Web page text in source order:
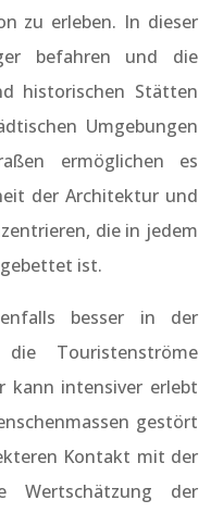
zu erleben. In dieser
befahren und die
historischen Stätten
Umgebungen
ermöglichen es
der Architektur und
die in jedem
ist.
besser in der
Touristenströme
kann intensiver erlebt
gestört
Kontakt mit der
Wertschätzung der